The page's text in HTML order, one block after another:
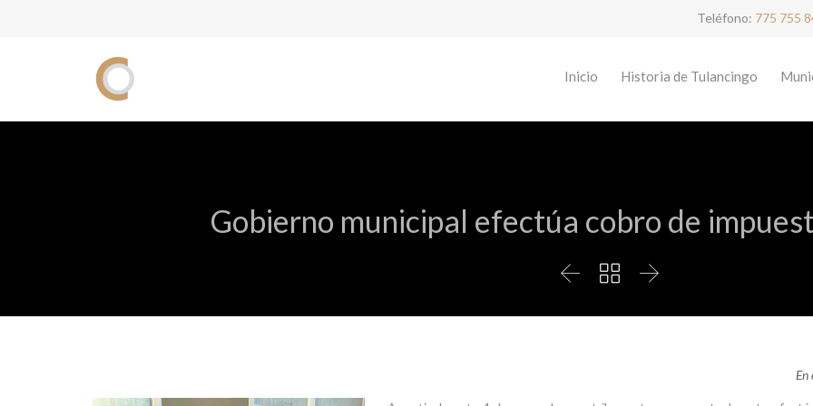
Teléfono: 775 755
Inicio Historia de Tulancingo
Gobierno municipal efectúa cobro de
  
En